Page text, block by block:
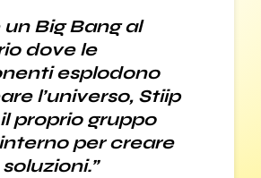
un Big Bang al
dove le
esplodono
l’universo, Stiip
proprio gruppo
per creare